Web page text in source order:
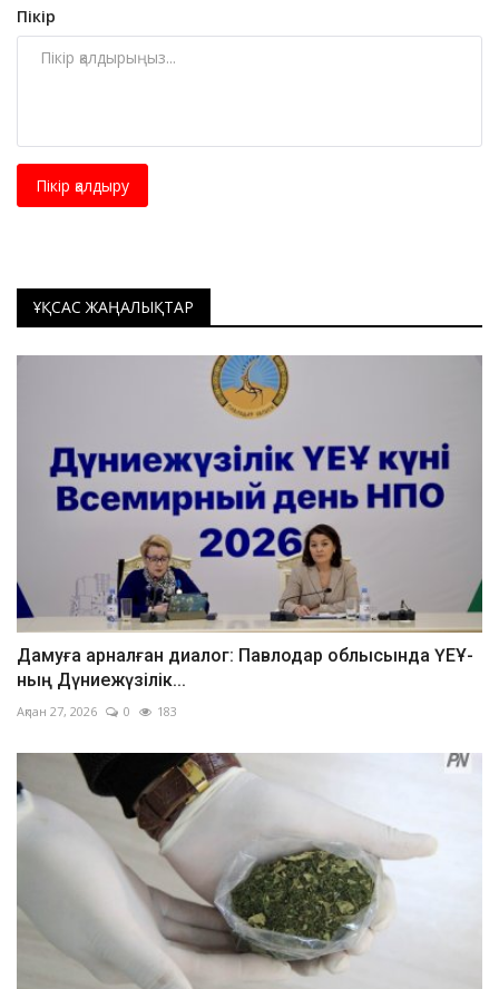
Пікір
Пікір қалдыру
ҰҚСАС ЖАҢАЛЫҚТАР
Дамуға арналған диалог: Павлодар облысында ҮЕҰ-
ның Дүниежүзілік...
Ақпан 27, 2026 0 183